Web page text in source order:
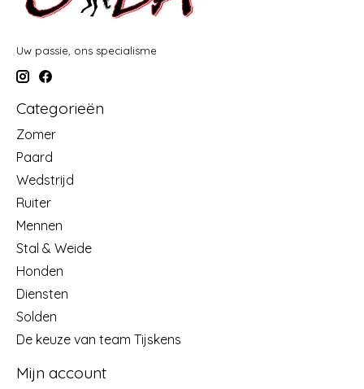
Uw passie, ons specialisme
Categorieën
Zomer
Paard
Wedstrijd
Ruiter
Mennen
Stal & Weide
Honden
Diensten
Solden
De keuze van team Tijskens
Mijn account